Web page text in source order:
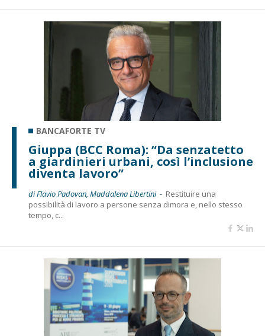
BANCAFORTE TV
Giuppa (BCC Roma): “Da senzatetto
a giardinieri urbani, così l’inclusione
diventa lavoro”
di Flavio Padovan, Maddalena Libertini - Restituire una
possibilità di lavoro a persone senza dimora e, nello stesso
tempo, c...